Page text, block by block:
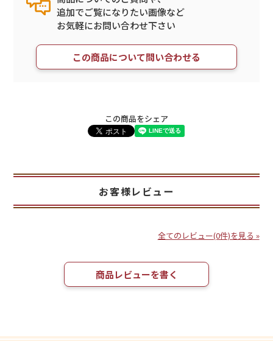
追加でご覧になりたい画像など
お気軽にお問い合わせ下さい
この商品について問い合わせる
この商品をシェア
お客様レビュー
全てのレビュー(0件)を見る »
商品レビューを書く